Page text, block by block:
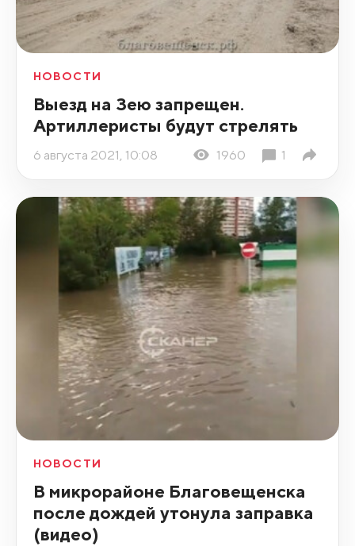
НОВОСТИ
Выезд на Зею запрещен.
Артиллеристы будут стрелять
6 августа 2021, 10:08 1960 1
НОВОСТИ
В микрорайоне Благовещенска
после дождей утонула заправка
(видео)